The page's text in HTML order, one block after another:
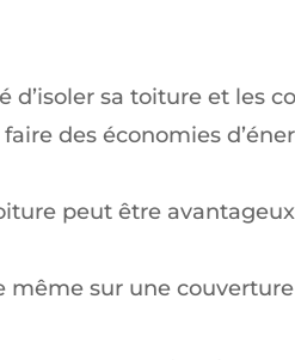
sa toiture et les
des économies
peut être
sur une